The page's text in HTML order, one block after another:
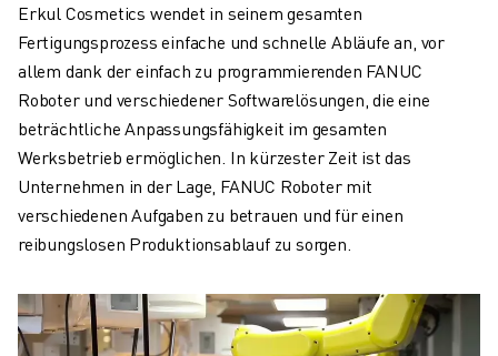
Erkul Cosmetics wendet in seinem gesamten
Fertigungsprozess einfache und schnelle Abläufe an, vor
allem dank der einfach zu programmierenden FANUC
Roboter und verschiedener Softwarelösungen, die eine
beträchtliche Anpassungsfähigkeit im gesamten
Werksbetrieb ermöglichen. In kürzester Zeit ist das
Unternehmen in der Lage, FANUC Roboter mit
verschiedenen Aufgaben zu betrauen und für einen
reibungslosen Produktionsablauf zu sorgen.